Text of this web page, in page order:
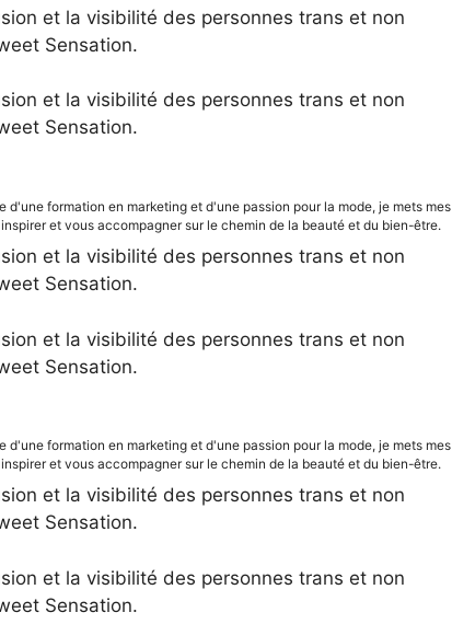
et la visibilité des personnes trans et non
Sensation.
et la visibilité des personnes trans et non
Sensation.
formation en marketing et d'une passion pour la mode, je mets mes
et vous accompagner sur le chemin de la beauté et du bien-être.
et la visibilité des personnes trans et non
Sensation.
et la visibilité des personnes trans et non
Sensation.
formation en marketing et d'une passion pour la mode, je mets mes
et vous accompagner sur le chemin de la beauté et du bien-être.
et la visibilité des personnes trans et non
Sensation.
et la visibilité des personnes trans et non
Sensation.